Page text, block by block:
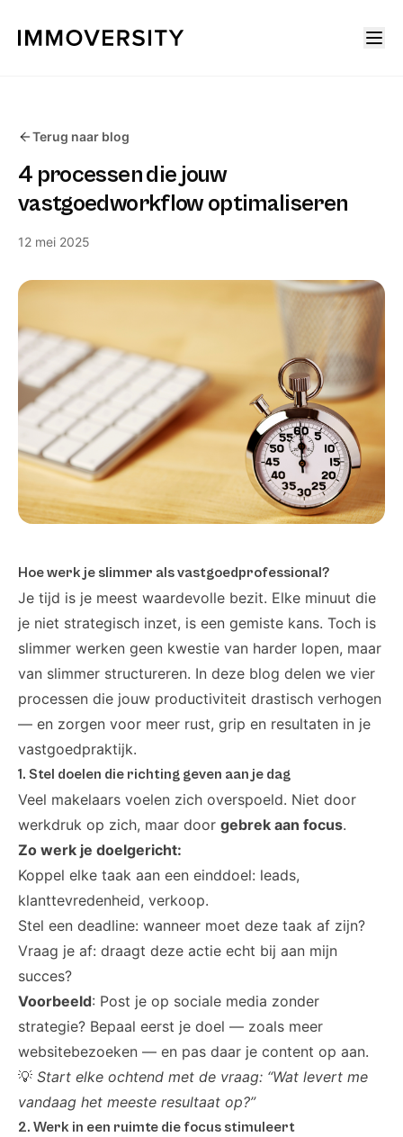
Terug naar blog
4 processen die jouw
vastgoedworkflow optimaliseren
12 mei 2025
Hoe werk je slimmer als vastgoedprofessional?
Je tijd is je meest waardevolle bezit. Elke minuut die
je niet strategisch inzet, is een gemiste kans. Toch is
slimmer werken geen kwestie van harder lopen, maar
van slimmer structureren. In deze blog delen we vier
processen die jouw productiviteit drastisch verhogen
— en zorgen voor meer rust, grip en resultaten in je
vastgoedpraktijk.
1. Stel doelen die richting geven aan je dag
Veel makelaars voelen zich overspoeld. Niet door
werkdruk op zich, maar door gebrek aan focus.
Zo werk je doelgericht:
Koppel elke taak aan een einddoel: leads,
klanttevredenheid, verkoop.
Stel een deadline: wanneer moet deze taak af zijn?
Vraag je af: draagt deze actie echt bij aan mijn
succes?
Voorbeeld: Post je op sociale media zonder
strategie? Bepaal eerst je doel — zoals meer
websitebezoeken — en pas daar je content op aan.
💡 Start elke ochtend met de vraag: “Wat levert me
vandaag het meeste resultaat op?”
2. Werk in een ruimte die focus stimuleert